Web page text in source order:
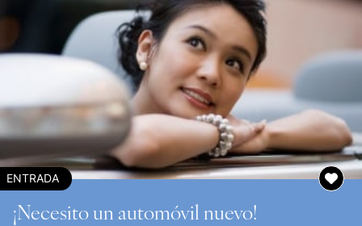
ENTRADA
¡Necesito un automóvil nuevo!